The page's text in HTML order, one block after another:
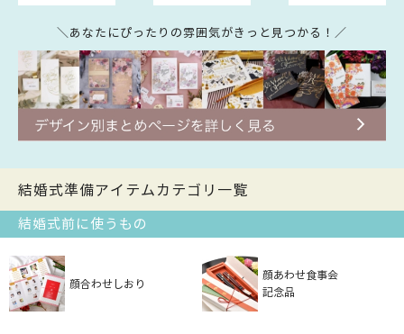
＼あなたにぴったりの雰囲気がきっと見つかる！／
結婚式準備アイテムカテゴリ一覧
結婚式前に使うもの
顔合わせしおり
顔あわせ食事会
記念品